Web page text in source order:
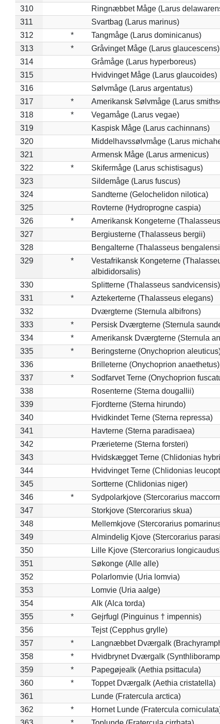
310
Ringnæbbet Måge (Larus
311
Svartbag (Larus marinus)
312
*
Tangmåge (Larus dominicanus)
313
*
Gråvinget Måge (Larus glaucescens)
314
Gråmåge (Larus hyperboreus)
315
Hvidvinget Måge (Larus glaucoides)
316
Sølvmåge (Larus argentatus)
317
*
Amerikansk Sølvmåge (Larus
318
*
Vegamåge (Larus vegae)
319
Kaspisk Måge (Larus cachinnans)
320
Middelhavssølvmåge (Larus
321
Armensk Måge (Larus armenicus)
322
*
Skifermåge (Larus schistisagus)
323
Sildemåge (Larus fuscus)
324
Sandterne (Gelochelidon nilotica)
325
Rovterne (Hydroprogne caspia)
326
*
Amerikansk Kongeterne
327
Bergiusterne (Thalasseus bergii)
328
Bengalterne (Thalasseus
329
*
Vestafrikansk Kongeterne
albididorsalis)
330
Splitterne (Thalasseus sandvicensis)
331
*
Aztekerterne (Thalasseus elegans)
332
Dværgterne (Sternula albifrons)
333
*
Persisk Dværgterne (Sternula
334
*
Amerikansk Dværgterne (Sternula
335
*
Beringsterne (Onychoprion
336
Brilleterne (Onychoprion anaethetus)
337
*
Sodfarvet Terne (Onychoprion
338
Rosenterne (Sterna dougallii)
339
Fjordterne (Sterna hirundo)
340
Hvidkindet Terne (Sterna repressa)
341
Havterne (Sterna paradisaea)
342
Prærieterne (Sterna forsteri)
343
Hvidskægget Terne (Chlidonias
344
Hvidvinget Terne (Chlidonias
345
Sortterne (Chlidonias niger)
346
*
Sydpolarkjove (Stercorarius
347
Storkjove (Stercorarius skua)
348
Mellemkjove (Stercorarius
349
Almindelig Kjove (Stercorarius
350
Lille Kjove (Stercorarius
351
Søkonge (Alle alle)
352
Polarlomvie (Uria lomvia)
353
Lomvie (Uria aalge)
354
Alk (Alca torda)
355
*
Gejrfugl (Pinguinus † impennis)
356
Tejst (Cepphus grylle)
357
*
Langnæbbet Dværgalk
358
*
Hvidbrynet Dværgalk
359
*
Papegøjealk (Aethia psittacula)
360
*
Toppet Dværgalk (Aethia cristatella)
361
Lunde (Fratercula arctica)
362
*
Hornet Lunde (Fratercula